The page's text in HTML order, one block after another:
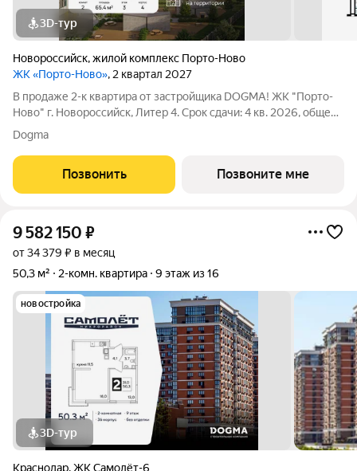
3D-тур
Новороссийск,жилой комплекс Порто-Ново
ЖК «Порто-Ново», 2 квартал 2027
В продаже 2-к квартира от застройщика DOGMA! ЖК "Порто-
Ново" г. Новороссийск, Литер 4. Срок сдачи: 4 кв. 2026, общей
площадью 65.4 кв.м., на 3 этаже. ЖК "Порто-Ново" новый порт
для комфортной жизни. Место, где шум Чёрного моря
становится саундтреком
Dogma
Позвонить Позвоните мне
9 582 150 ₽
от 34 379 ₽ в месяц
50,3 м²
2-комн. квартира 9 этаж из 16
новостройка
3D-тур
Краснодар,ЖК Самолёт-6